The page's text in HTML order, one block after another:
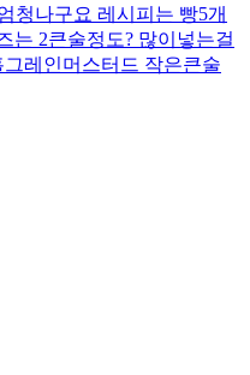
청나구요 레시피는 빵5개
는 2큰술정도? 많이넣는걸
레인머스터드 작은큰술